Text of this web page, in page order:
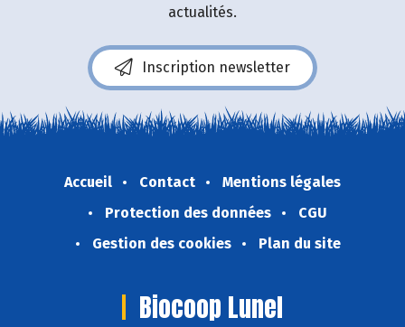
actualités.
Inscription newsletter
Accueil Contact
Mentions légales
Protection des données
CGU
Gestion des cookies
Plan du site
Biocoop Lunel